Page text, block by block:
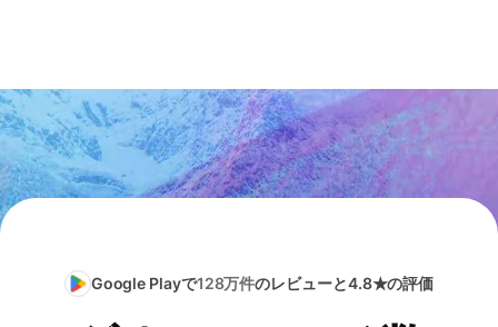
Google Playで128万件のレビューと4.8★の評価